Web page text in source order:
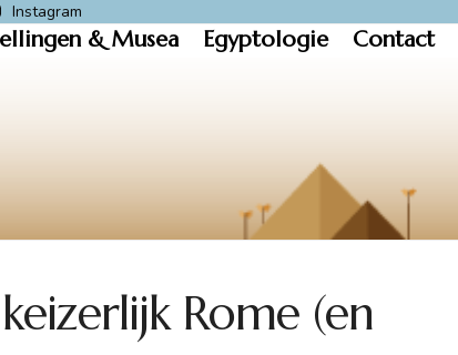
Instagram
& Musea Egyptologie Contact
Rome (en